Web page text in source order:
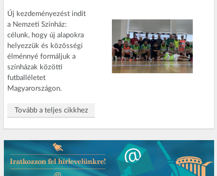
Új kezdeményezést indít
a Nemzeti Színház:
célunk, hogy új alapokra
helyezzük és közösségi
élménnyé formáljuk a
színházak közötti
futballéletet
Magyarországon.
Tovább a teljes cikkhez